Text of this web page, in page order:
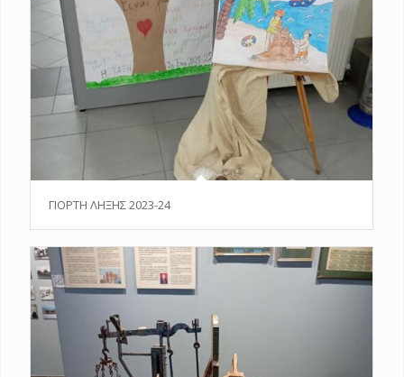
ΓΙΟΡΤΗ ΛΗΞΗΣ 2023-24